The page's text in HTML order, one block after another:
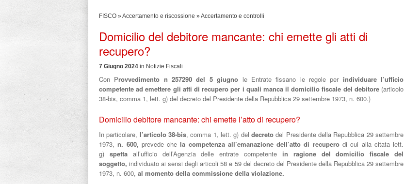
FISCO »Accertamento e riscossione »Accertamento e controlli
Domicilio del debitore mancante: chi emette gli atti di
recupero?
7 Giugno 2024 in Notizie Fiscali
Con Provvedimento n 257290 del 5 giugno le Entrate fissano le regole perindividuare l’ufficio
competente ad emettere gli atti di recupero per i quali manca il domicilio fiscale del debitore(articolo
38-bis, comma 1, lett. g) del decreto del Presidente della Repubblica 29 settembre 1973, n. 600.)
Domicilio debitore mancante: chi emette l’atto di recupero?
In particolare, l’articolo 38-bis, comma 1, lett. g) deldecreto del Presidente della Repubblica 29 settembre
1973,n. 600, prevede che la competenza all’emanazione dell’atto di recupero di cui alla citata lett.
g) spettaall’ufficio dell’Agenzia delle entrate competente in ragione del domicilio fiscale del
soggetto,individuato ai sensi degli articoli 58 e 59 del decreto del Presidente della Repubblica 29 settembre
1973, n. 600, al momento della commissione della violazione.